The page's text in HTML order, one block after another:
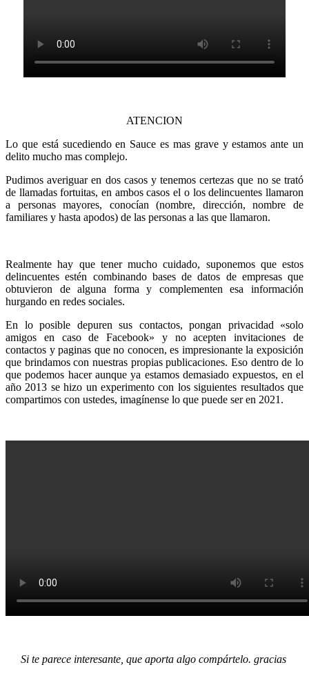
ATENCION
Lo que está sucediendo en Sauce es mas grave y estamos ante un
delito mucho mas complejo.
Pudimos averiguar en dos casos y tenemos certezas que no se trató
de llamadas fortuitas, en ambos casos el o los delincuentes llamaron
a personas mayores, conocían (nombre, dirección, nombre de
familiares y hasta apodos) de las personas a las que llamaron.
Realmente hay que tener mucho cuidado, suponemos que estos
delincuentes estén combinando bases de datos de empresas que
obtuvieron de alguna forma y complementen esa información
hurgando en redes sociales.
En lo posible depuren sus contactos, pongan privacidad «solo
amigos en caso de Facebook» y no acepten invitaciones de
contactos y paginas que no conocen, es impresionante la exposición
que brindamos con nuestras propias publicaciones. Eso dentro de lo
que podemos hacer aunque ya estamos demasiado expuestos, en el
año 2013 se hizo un experimento con los siguientes resultados que
compartimos con ustedes, imagínense lo que puede ser en 2021.
Si te parece interesante, que aporta algo compártelo. gracias